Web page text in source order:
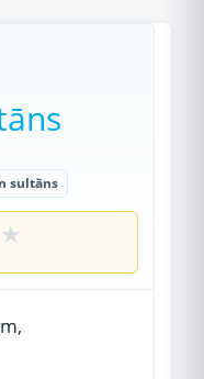
sultāns
★